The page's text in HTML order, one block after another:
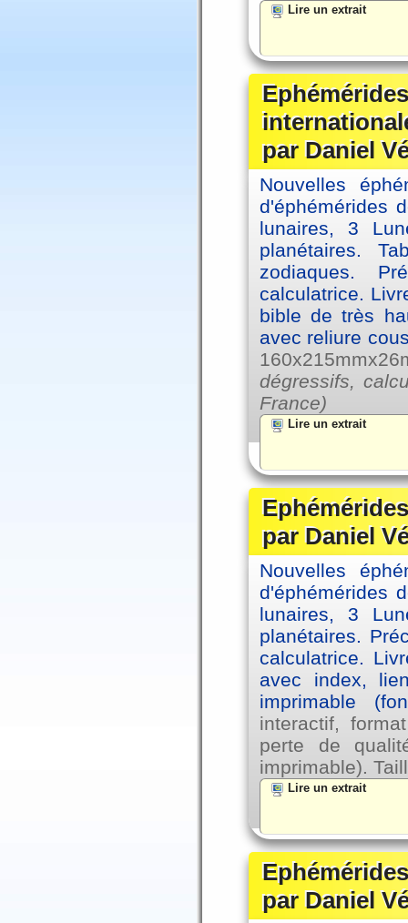
Lire un extrait
par Daniel
Nouvelles
d'éphémérides
lunaires, 3
planétaires.
zodiaques.
calculatrice.
bible de très
avec reliure
dégressifs,
France)
Lire un extrait
par Daniel
Nouvelles
d'éphémérides
lunaires, 3
planétaires.
calculatrice.
avec index,
imprimable
interactif,
perte de
imprimable).
Lire un extrait
par Daniel